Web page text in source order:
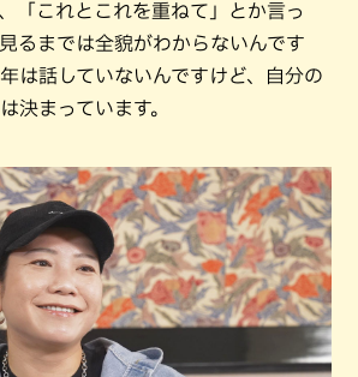
「これとこれを重ねて」とか言っ
るまでは全貌がわからないんです
は話していないんですけど、自分の
決まっています。